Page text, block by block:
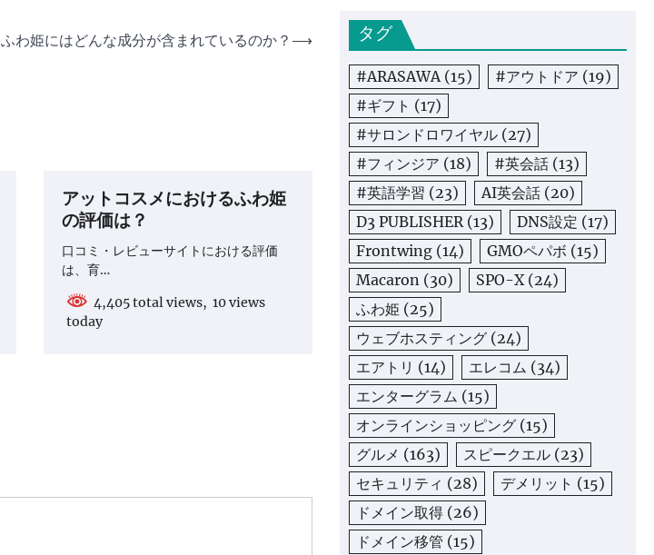
ふわ姫にはどんな成分が含まれているのか？ ⟶
アットコスメにおけるふわ姫
の評価は？
口コミ・レビューサイトにおける評価
は、育…
4,405 total views, 10 views
today
タグ
#ARASAWA(15) #アウトドア (19)
#ギフト (17)
#サロンドロワイヤル (27)
#フィンジア (18) #英会話 (13)
#英語学習 (23) AI英会話 (20)
D3 PUBLISHER(13) DNS設定 (17)
Frontwing (14) GMOペパボ (15)
Macaron (30) SPO-X(24)
ふわ姫 (25)
ウェブホスティング (24)
エアトリ (14) エレコム (34)
エンターグラム (15)
オンラインショッピング (15)
グルメ (163) スピークエル (23)
セキュリティ (28) デメリット (15)
ドメイン取得 (26)
ドメイン移管 (15)